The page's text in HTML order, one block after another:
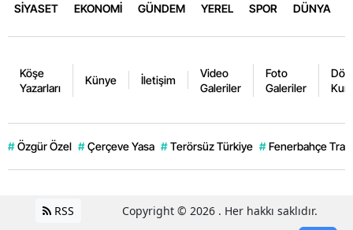
SİYASET EKONOMİ GÜNDEM YEREL SPOR DÜNYA
Köşe
Yazarları
Künye İletişim
Video
Galeriler
Foto
Galeriler
# Özgür Özel # Çerçeve Yasa # Terörsüz Türkiye # Fenerbahçe
RSS Copyright © 2026 . Her hakkı saklıdır.